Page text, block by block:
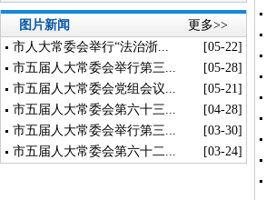
图片新闻
更多>>
市人大常委会举行“法治浙...
[05-22]
市五届人大常委会举行第三...
[05-28]
市五届人大常委会党组会议...
[05-21]
市五届人大常委会第六十三...
[04-28]
市五届人大常委会举行第三...
[03-30]
市五届人大常委会第六十二...
[03-24]